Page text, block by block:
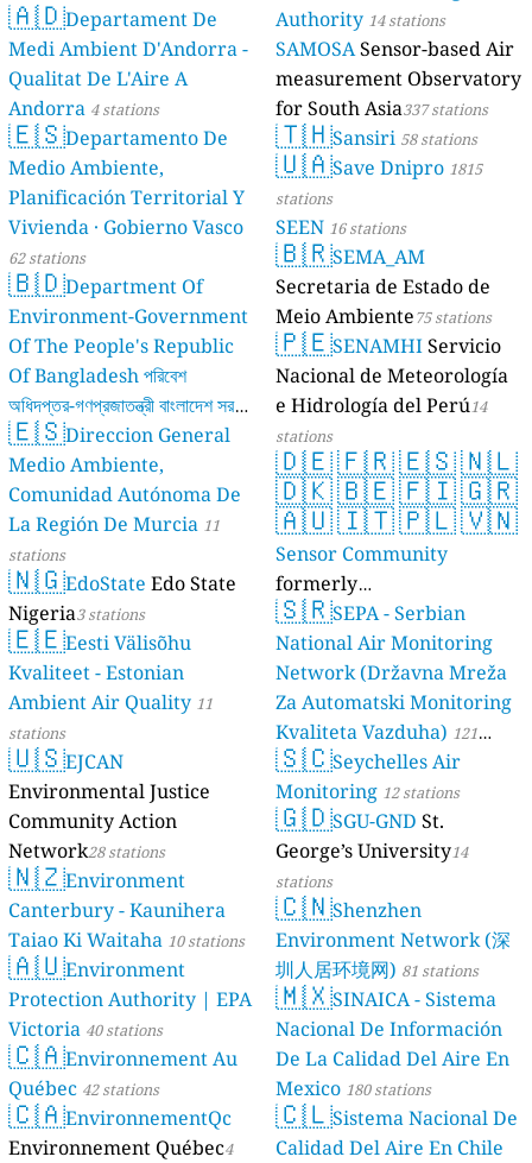
🇦🇩Departament De
Medi Ambient D'Andorra -
Qualitat De L'Aire A
Andorra 4 stations
🇪🇸Departamento De
Medio Ambiente,
Planificación Territorial Y
Vivienda · Gobierno Vasco
62 stations
🇧🇩Department Of
Environment-Government
Of The People's Republic
Of Bangladesh পরিবেশ
অধিদপ্তর-গণপ্রজাতন্ত্রী বাংলাদেশ সরকার
17 stations
🇪🇸Direccion General
Medio Ambiente,
Comunidad Autónoma De
La Región De Murcia 11
stations
🇳🇬EdoState Edo State
Nigeria3 stations
🇪🇪Eesti Välisõhu
Kvaliteet - Estonian
Ambient Air Quality 11
stations
🇺🇸EJCAN
Environmental Justice
Community Action
Network28 stations
🇳🇿Environment
Canterbury - Kaunihera
Taiao Ki Waitaha 10 stations
🇦🇺Environment
Protection Authority | EPA
Victoria 40 stations
🇨🇦Environnement Au
Québec 42 stations
🇨🇦EnvironnementQc
Environnement Québec4
Authority 14 stations
SAMOSASensor-based Air
measurement Observatory
for South Asia337 stations
🇹🇭Sansiri 58 stations
🇺🇦Save Dnipro 1815
stations
SEEN 16 stations
🇧🇷SEMA_AM
Secretaria de Estado de
Meio Ambiente75 stations
🇵🇪SENAMHIServicio
Nacional de Meteorología
e Hidrología del Perú14
stations
🇩🇪🇫🇷🇪🇸🇳🇱
🇩🇰🇧🇪🇫🇮🇬🇷
🇦🇺🇮🇹🇵🇱🇻🇳
Sensor Community
formerly
luftdaten.info35814 stations
🇸🇷SEPA - Serbian
National Air Monitoring
Network (Državna Mreža
Za Automatski Monitoring
Kvaliteta Vazduha) 121
stations
🇸🇨Seychelles Air
Monitoring 12 stations
🇬🇩SGU-GND St.
George’s University14
stations
🇨🇳Shenzhen
Environment Network (深
圳人居环境网) 81 stations
🇲🇽SINAICA - Sistema
Nacional De Información
De La Calidad Del Aire En
Mexico 180 stations
🇨🇱Sistema Nacional De
Calidad Del Aire En Chile